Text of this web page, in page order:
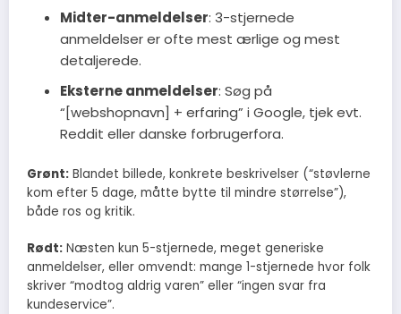
Midter-anmeldelser: 3-stjernede
anmeldelser er ofte mest ærlige og mest
detaljerede.
Eksterne anmeldelser: Søg på
“[webshopnavn] + erfaring” i Google, tjek evt.
Reddit eller danske forbrugerfora.
Grønt: Blandet billede, konkrete beskrivelser (“støvlerne
kom efter 5 dage, måtte bytte til mindre størrelse”),
både ros og kritik.
Rødt: Næsten kun 5-stjernede, meget generiske
anmeldelser, eller omvendt: mange 1-stjernede hvor folk
skriver “modtog aldrig varen” eller “ingen svar fra
kundeservice”.